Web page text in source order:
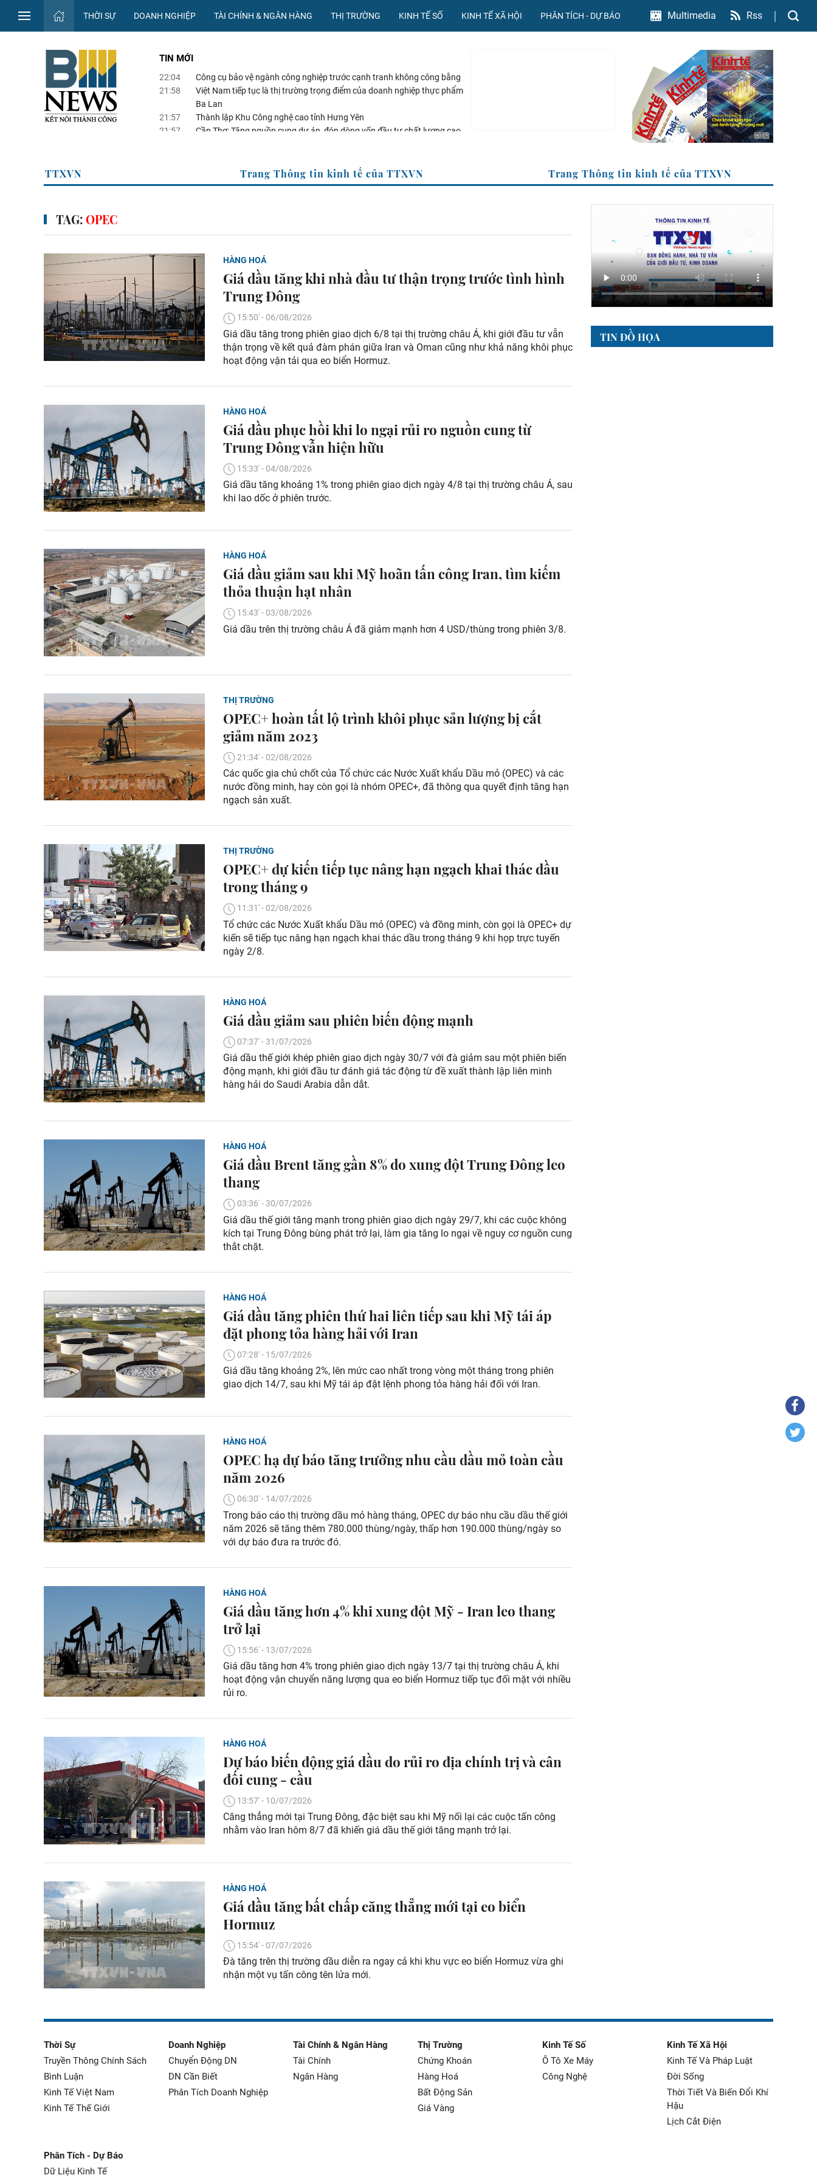
THỜI SỰ DOANH NGHIỆP TÀI CHÍNH & NGÂN HÀNG THỊ TRƯỜNG KINH TẾ SỐ KINH TẾ XÃ HỘI PHÂN TÍCH - DỰ BÁO Multimedia Rss
TIN MỚI
22:04
Công cụ bảo vệ ngành công nghiệp trước cạnh tranh không công bằng
21:58
Việt Nam tiếp tục là thị trường trọng điểm của doanh nghiệp thực phẩm
Ba Lan
21:57
Thành lập Khu Công nghệ cao tỉnh Hưng Yên
21:57
Cần Thơ: Tăng nguồn cung dự án, đón dòng vốn đầu tư chất lượng cao
tin kinh tế của TTXVN Trang Thông tin kinh tế của TTXVN Trang Thông tin kinh tế của TTXVN
TAG:OPEC
HÀNG HOÁ
Giá dầu tăng khi nhà đầu tư thận trọng trước tình hình
Trung Đông
15:50' - 06/08/2026
Giá dầu tăng trong phiên giao dịch 6/8 tại thị trường châu Á, khi giới đầu tư vẫn
thận trọng về kết quả đàm phán giữa Iran và Oman cũng như khả năng khôi phục
hoạt động vận tải qua eo biển Hormuz.
HÀNG HOÁ
Giá dầu phục hồi khi lo ngại rủi ro nguồn cung từ
Trung Đông vẫn hiện hữu
15:33' - 04/08/2026
Giá dầu tăng khoảng 1% trong phiên giao dịch ngày 4/8 tại thị trường châu Á, sau
khi lao dốc ở phiên trước.
HÀNG HOÁ
Giá dầu giảm sau khi Mỹ hoãn tấn công Iran, tìm kiếm
thỏa thuận hạt nhân
15:43' - 03/08/2026
Giá dầu trên thị trường châu Á đã giảm mạnh hơn 4 USD/thùng trong phiên 3/8.
THỊ TRƯỜNG
OPEC+ hoàn tất lộ trình khôi phục sản lượng bị cắt
giảm năm 2023
21:34' - 02/08/2026
Các quốc gia chủ chốt của Tổ chức các Nước Xuất khẩu Dầu mỏ (OPEC) và các
nước đồng minh, hay còn gọi là nhóm OPEC+, đã thông qua quyết định tăng hạn
ngạch sản xuất.
THỊ TRƯỜNG
OPEC+ dự kiến tiếp tục nâng hạn ngạch khai thác dầu
trong tháng 9
11:31' - 02/08/2026
Tổ chức các Nước Xuất khẩu Dầu mỏ (OPEC) và đồng minh, còn gọi là OPEC+ dự
kiến sẽ tiếp tục nâng hạn ngạch khai thác dầu trong tháng 9 khi họp trực tuyến
ngày 2/8.
HÀNG HOÁ
Giá dầu giảm sau phiên biến động mạnh
07:37' - 31/07/2026
Giá dầu thế giới khép phiên giao dịch ngày 30/7 với đà giảm sau một phiên biến
động mạnh, khi giới đầu tư đánh giá tác động từ đề xuất thành lập liên minh
hàng hải do Saudi Arabia dẫn dắt.
HÀNG HOÁ
Giá dầu Brent tăng gần 8% do xung đột Trung Đông leo
thang
03:36' - 30/07/2026
Giá dầu thế giới tăng mạnh trong phiên giao dịch ngày 29/7, khi các cuộc không
kích tại Trung Đông bùng phát trở lại, làm gia tăng lo ngại về nguy cơ nguồn cung
thắt chặt.
HÀNG HOÁ
Giá dầu tăng phiên thứ hai liên tiếp sau khi Mỹ tái áp
đặt phong tỏa hàng hải với Iran
07:28' - 15/07/2026
Giá dầu tăng khoảng 2%, lên mức cao nhất trong vòng một tháng trong phiên
giao dịch 14/7, sau khi Mỹ tái áp đặt lệnh phong tỏa hàng hải đối với Iran.
HÀNG HOÁ
OPEC hạ dự báo tăng trưởng nhu cầu dầu mỏ toàn cầu
năm 2026
06:30' - 14/07/2026
Trong báo cáo thị trường dầu mỏ hàng tháng, OPEC dự báo nhu cầu dầu thế giới
năm 2026 sẽ tăng thêm 780.000 thùng/ngày, thấp hơn 190.000 thùng/ngày so
với dự báo đưa ra trước đó.
HÀNG HOÁ
Giá dầu tăng hơn 4% khi xung đột Mỹ - Iran leo thang
trở lại
15:56' - 13/07/2026
Giá dầu tăng hơn 4% trong phiên giao dịch ngày 13/7 tại thị trường châu Á, khi
hoạt động vận chuyển năng lượng qua eo biển Hormuz tiếp tục đối mặt với nhiều
rủi ro.
HÀNG HOÁ
Dự báo biến động giá dầu do rủi ro địa chính trị và cân
đối cung - cầu
13:57' - 10/07/2026
Căng thẳng mới tại Trung Đông, đặc biệt sau khi Mỹ nối lại các cuộc tấn công
nhằm vào Iran hôm 8/7 đã khiến giá dầu thế giới tăng mạnh trở lại.
HÀNG HOÁ
Giá dầu tăng bất chấp căng thẳng mới tại eo biển
Hormuz
15:54' - 07/07/2026
Đà tăng trên thị trường dầu diễn ra ngay cả khi khu vực eo biển Hormuz vừa ghi
nhận một vụ tấn công tên lửa mới.
TIN ĐỒ HỌA
Thời Sự
Truyền Thông Chính Sách
Bình Luận
Kinh Tế Việt Nam
Kinh Tế Thế Giới
Doanh Nghiệp
Chuyển Động DN
DN Cần Biết
Phân Tích Doanh Nghiệp
Tài Chính & Ngân Hàng
Tài Chính
Ngân Hàng
Thị Trường
Chứng Khoán
Hàng Hoá
Bất Động Sản
Giá Vàng
Kinh Tế Số
Ô Tô Xe Máy
Công Nghệ
Kinh Tế Xã Hội
Kinh Tế Và Pháp Luật
Đời Sống
Thời Tiết Và Biến Đổi Khí
Hậu
Lịch Cắt Điện
Phân Tích - Dự Báo
Dữ Liệu Kinh Tế